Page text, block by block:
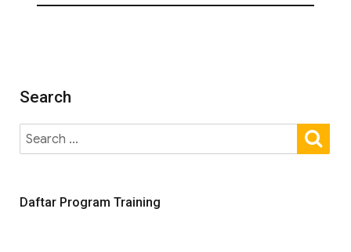
Search
Daftar Program Training